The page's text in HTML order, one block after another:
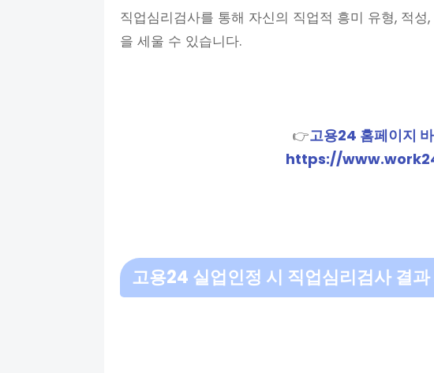
직업심리검사를 통해 자신의 직업적 흥미 유형, 적
을 세울 수 있습니다.
👉고용24 홈페이지
https://
고용24 실업인정 시 직업심리검사 결과